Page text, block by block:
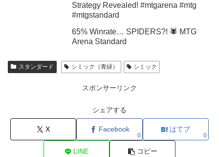
Strategy Revealed! #mtgarena #mtg
#mtgstandard
65% Winrate… SPIDERS?! 🕷️ MTG
Arena Standard
スタンダード シミック（青緑） シミック
スポンサーリンク
シェアする
X Facebook
0
はてブ
0
LINE コピー